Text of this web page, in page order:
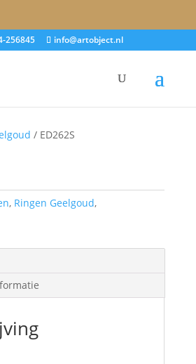
256845 info@artobject.nl
/ ED262S
, Ringen Geelgoud,